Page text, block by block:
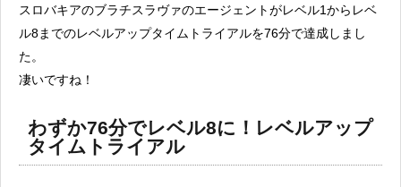
スロバキアのブラチスラヴァのエージェントがレベル1からレベ
ル8までのレベルアップタイムトライアルを76分で達成しまし
た。
凄いですね！
わずか76分でレベル8に！レベルアップ
タイムトライアル